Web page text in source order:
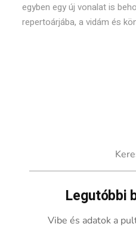
egyben egy új vonalat is
repertoárjába, a vidám és
Legutóbbi
Vibe és adatok a